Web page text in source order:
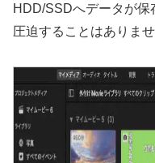
HDD/SSDへデータが
圧迫することはありませ